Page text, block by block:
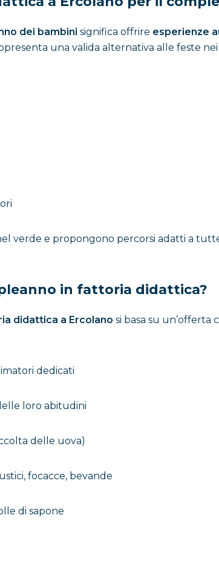
dei bambini significa offrire esperienze
una valida alternativa alle feste
verde e propongono percorsi adatti a
in fattoria didattica?
didattica a Ercolano si basa su un’offerta
dedicati
loro abitudini
delle uova)
focacce, bevande
di sapone